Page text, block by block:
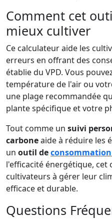
Comment cet
mieux cultiver
Ce calculateur aide les
erreurs en offrant des
établie du VPD. Vous
température de l'air ou
une plage recommandée
plante spécifique et votre
Tout comme un suivi
carboneaide à réduire les
un outil de
l'efficacité énergétique, cet
cultivateurs à gérer leur
efficace et durable.
Questions